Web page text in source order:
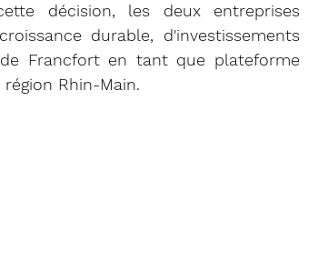
décision, les deux entreprises
durable, d'investissements
Francfort en tant que plateforme
Rhin-Main.